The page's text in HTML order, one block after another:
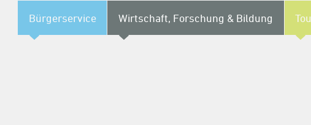
Bürgerservice Wirtschaft, Forschung & Bildung